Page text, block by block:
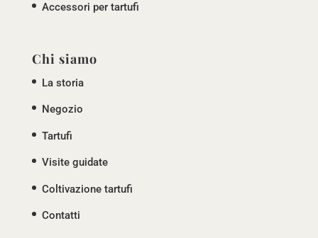
Accessori per tartufi
Chi siamo
La storia
Negozio
Tartufi
Visite guidate
Coltivazione tartufi
Contatti